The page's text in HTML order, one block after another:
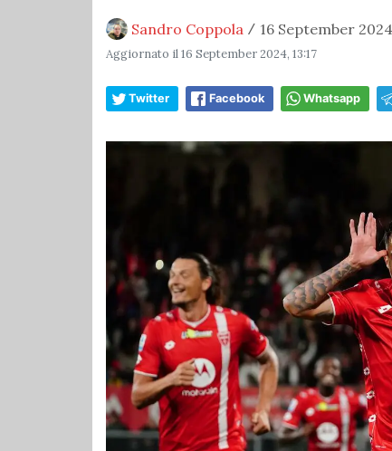
Sandro Coppola / 16 September 2024,
Aggiornato il16 September 2024, 13:17
Twitter Facebook Whatsapp